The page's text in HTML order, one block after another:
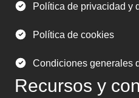
Política de privacidad y
Política de cookies
Condiciones generales
Recursos y